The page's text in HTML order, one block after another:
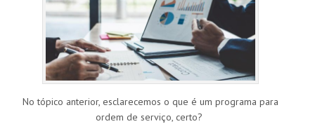
No tópico anterior, esclarecemos o que é um programa para
ordem de serviço, certo?